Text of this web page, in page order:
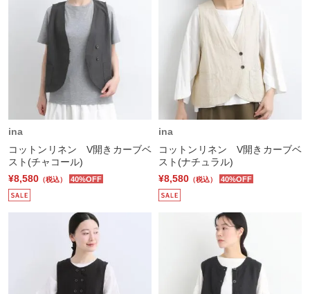
ina
コットンリネン V開きカーブベ
スト(チャコール)
¥8,580 （税込） 40%OFF
ina
コットンリネン V開きカーブベ
スト(ナチュラル)
¥8,580 （税込） 40%OFF